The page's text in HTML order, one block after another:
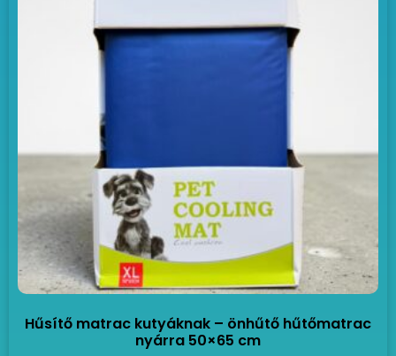
Hűsítő matrac kutyáknak – önhűtő hűtőmatrac
nyárra 50×65 cm